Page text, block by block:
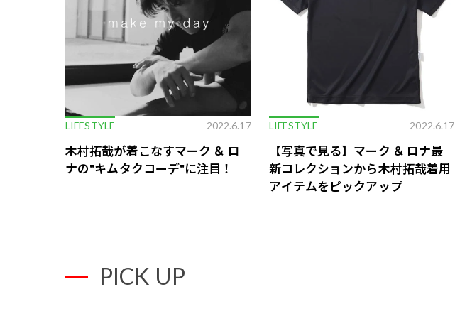
LIFESTYLE 2022.6.17
木村拓哉が着こなすマーク ＆ ロ
ナの"キムタクコーデ"に注目！
LIFESTYLE 2022.6.17
【写真で見る】マーク ＆ ロナ最
新コレクションから木村拓哉着用
アイテムをピックアップ
PICK UP